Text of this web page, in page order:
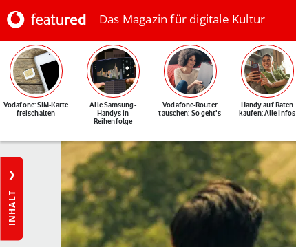
Das Magazin für digitale Kultur
Vodafone: SIM-Karte
freischalten
Alle Samsung-
Handys in
Reihenfolge
Vodafone-Router
tauschen: So geht's
Handy auf Raten
kaufen: Alle Infos
INHALT